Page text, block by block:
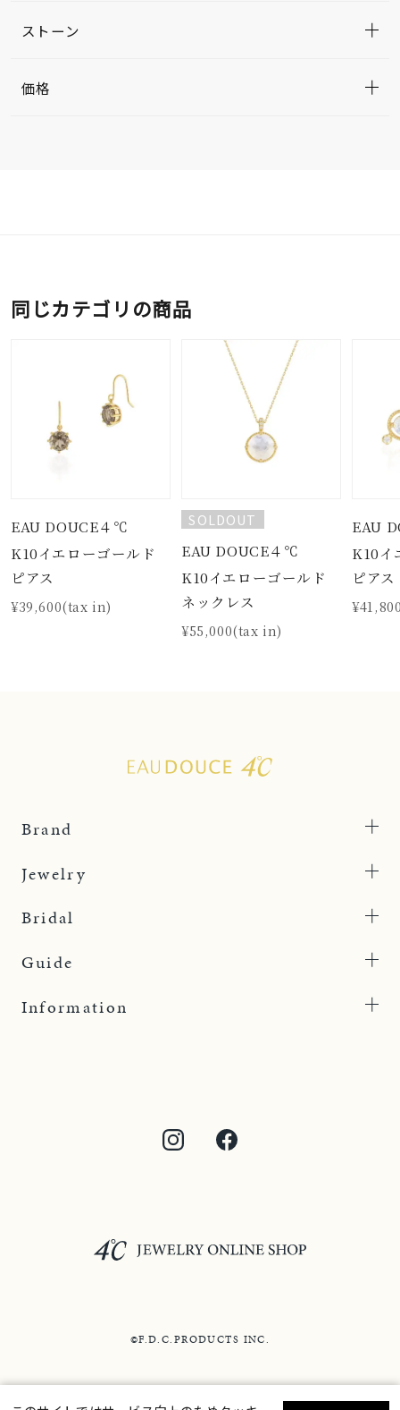
ストーン
価格
同じカテゴリの商品
EAU DOUCE４℃
K10イエローゴールド
ピアス
¥39,600(tax in)
SOLDOUT
EAU DOUCE４℃
K10イエローゴールド
ネックレス
¥55,000(tax in)
EAU
K10イ
ピアス
Brand
Jewelry
Bridal
Guide
Information
©F.D.C.PRODUCTS INC.